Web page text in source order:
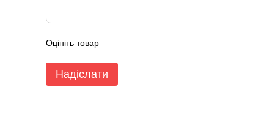
Оцініть товар
Надіслати